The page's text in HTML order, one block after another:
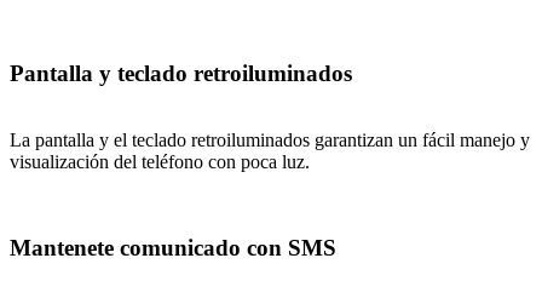
Pantalla y teclado retroiluminados
La pantalla y el teclado retroiluminados garantizan un fácil manejo y
visualización del teléfono con poca luz.
Mantenete comunicado con SMS